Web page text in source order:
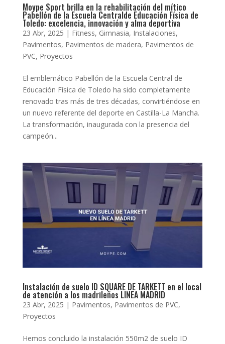
Moype Sport brilla en la rehabilitación del mítico
Pabellón de la Escuela Centralde Educación Física de
Toledo: excelencia, innovación y alma deportiva
23 Abr, 2025 | Fitness, Gimnasia, Instalaciones,
Pavimentos, Pavimentos de madera, Pavimentos de
PVC, Proyectos
El emblemático Pabellón de la Escuela Central de
Educación Física de Toledo ha sido completamente
renovado tras más de tres décadas, convirtiéndose en
un nuevo referente del deporte en Castilla-La Mancha.
La transformación, inaugurada con la presencia del
campeón...
Instalación de suelo ID SQUARE DE TARKETT en el local
de atención a los madrileños LINEA MADRID
23 Abr, 2025 | Pavimentos, Pavimentos de PVC,
Proyectos
Hemos concluido la instalación 550m2 de suelo ID